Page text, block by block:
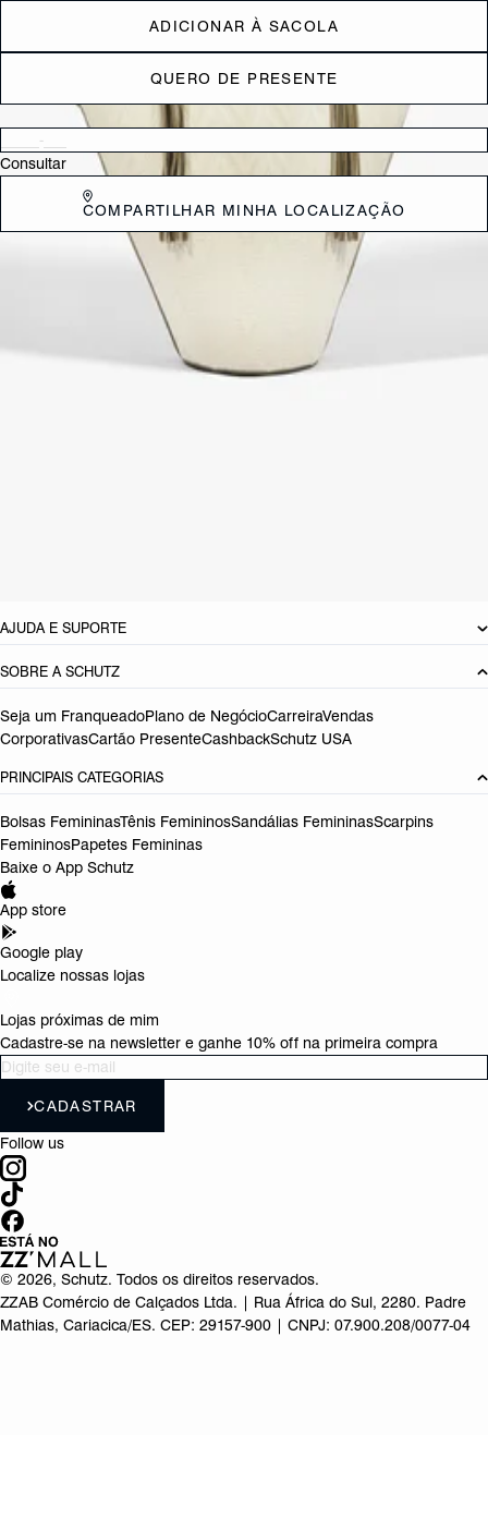
ADICIONAR À SACOLA
QUERO DE PRESENTE
Verificar disponibilidade nas lojas próximas a você
Consultar
COMPARTILHAR MINHA LOCALIZAÇÃO
Ela é espaçosa, elegante e durável, e é feita de materiais de alta
qualidade. A bolsa é feita de tecido bege com detalhes em couro
verde e possui um formato curvo que a torna única e sofisticada. A
bolsa também possui alças de couro verde que são confortáveis de
AJUDA E SUPORTE
SOBRE A SCHUTZ
Seja um FranqueadoPlano de NegócioCarreiraVendas
CorporativasCartão PresenteCashbackSchutz USA
PRINCIPAIS CATEGORIAS
Bolsas FemininasTênis FemininosSandálias FemininasScarpins
FemininosPapetes Femininas
Baixe o App Schutz
App store
Google play
Localize nossas lojas
Lojas próximas de mim
Cadastre-se na newsletter e ganhe 10% off na primeira compra
CADASTRAR
Follow us
© 2026, Schutz. Todos os direitos reservados.
ZZAB Comércio de Calçados Ltda. | Rua África do Sul, 2280. Padre
Mathias, Cariacica/ES. CEP: 29157-900 | CNPJ: 07.900.208/0077-04